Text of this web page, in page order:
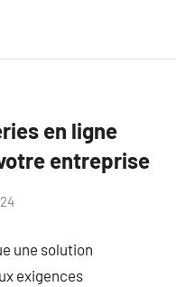
en ligne
entreprise
une solution
exigences